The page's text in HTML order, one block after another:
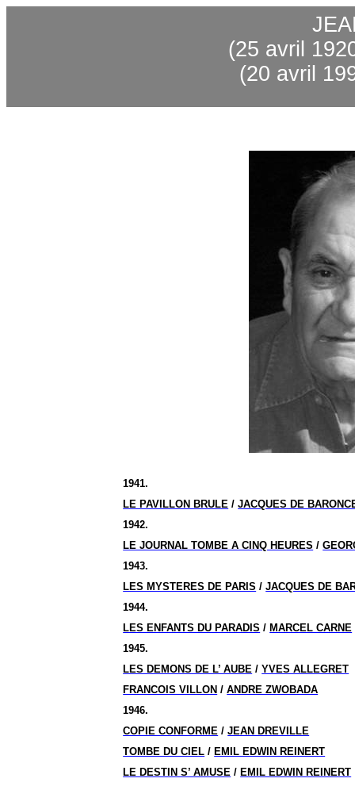
(25 avril
(20 avril
1941.
LE PAVILLON BRULE /JACQUES DE
1942.
LE JOURNAL TOMBE A CINQ HEURES /
1943.
LES MYSTERES DE PARIS /JACQUES DE
1944.
LES ENFANTS DU PARADIS / MARCEL CARNE
1945.
LES DEMONS DE L’ AUBE /YVES ALLEGRET
FRANCOIS VILLON /ANDRE ZWOBADA
1946.
COPIE CONFORME /JEAN DREVILLE
TOMBE DU CIEL / EMIL EDWIN REINERT
LE DESTIN S’ AMUSE / EMIL EDWIN REINERT